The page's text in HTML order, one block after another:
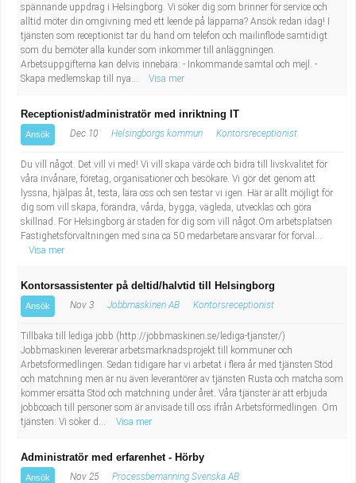
spännande uppdrag i Helsingborg. Vi söker dig som brinner för service och
alltid möter din omgivning med ett leende på läpparna? Ansök redan idag! I
tjänsten som receptionist tar du hand om telefon och mailinflöde samtidigt
som du bemöter alla kunder som inkommer till anläggningen.
Arbetsuppgifterna kan delvis innebära: - Inkommande samtal och mejl. -
Skapa medlemskap till nya...
Visa mer
Receptionist/administratör med inriktning IT
Ansök Dec 10 Helsingborgs kommun Kontorsreceptionist
Du vill något. Det vill vi med! Vi vill skapa värde och bidra till livskvalitet för
våra invånare, företag, organisationer och besökare. Vi gör det genom att
lyssna, hjälpas åt, testa, lära oss och sen testar vi igen. Här är allt möjligt för
dig som vill skapa, förändra, vårda, bygga, vägleda, utvecklas och göra
skillnad. För Helsingborg är staden för dig som vill något.Om arbetsplatsen
Fastighetsförvaltningen med sina ca 50 medarbetare ansvarar för förval...
Visa mer
Kontorsassistenter på deltid/halvtid till Helsingborg
Ansök Nov 3 Jobbmaskinen AB Kontorsreceptionist
Tillbaka till lediga jobb (http://jobbmaskinen.se/lediga-tjanster/)
Jobbmaskinen levererar arbetsmarknadsprojekt till kommuner och
Arbetsförmedlingen. Sedan tidigare har vi arbetat i flera år med tjänsten Stöd
och matchning men är nu även leverantörer av tjänsten Rusta och matcha som
kommer ersätta Stöd och matchning under året. Våra tjänster är att erbjuda
jobbcoach till personer som är anvisade till oss ifrån Arbetsförmedlingen. Om
tjänsten: Vi söker d...
Visa mer
Administratör med erfarenhet - Hörby
Ansök Nov 25
Processbemanning Svenska AB